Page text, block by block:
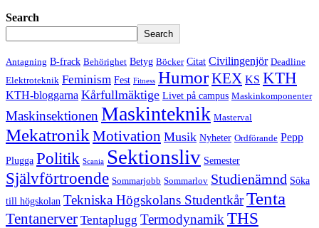
Search
Search
Antagning B-frack Behörighet Betyg Böcker Citat Civilingenjör Deadline
Elektroteknik Feminism Fest Fitness HumorKEX KS KTH
KTH-bloggarna Kårfullmäktige Livet på campus Maskinkomponenter
Maskinsektionen Maskinteknik Masterval
Mekatronik Motivation Musik Nyheter Ordförande Pepp
Plugga Politik Scania Sektionsliv Semester
Självförtroende Sommarjobb Sommarlov Studienämnd Söka
till högskolan Tekniska Högskolans StudentkårTenta
Tentanerver Tentaplugg Termodynamik THS